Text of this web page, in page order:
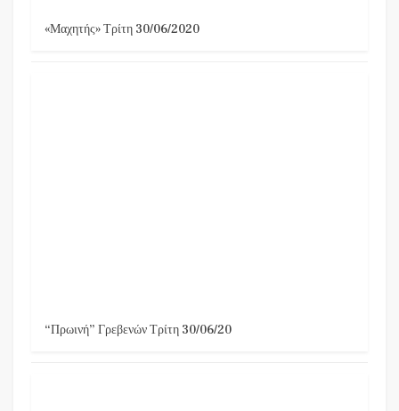
«Μαχητής» Τρίτη 30/06/2020
“Πρωινή” Γρεβενών Τρίτη 30/06/20